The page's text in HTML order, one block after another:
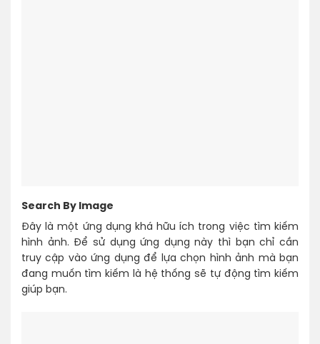
Search By Image
Đây là một ứng dụng khá hữu ích trong việc tìm kiếm
hình ảnh. Để sử dụng ứng dụng này thì bạn chỉ cần
truy cập vào ứng dụng để lựa chọn hình ảnh mà bạn
đang muốn tìm kiếm là hệ thống sẽ tự động tìm kiếm
giúp bạn.